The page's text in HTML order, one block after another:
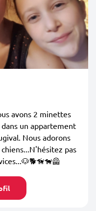
avons 2 minettes
un appartement
Nous adorons
pas